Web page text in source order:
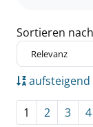
Sortieren nach
1 2 3 4